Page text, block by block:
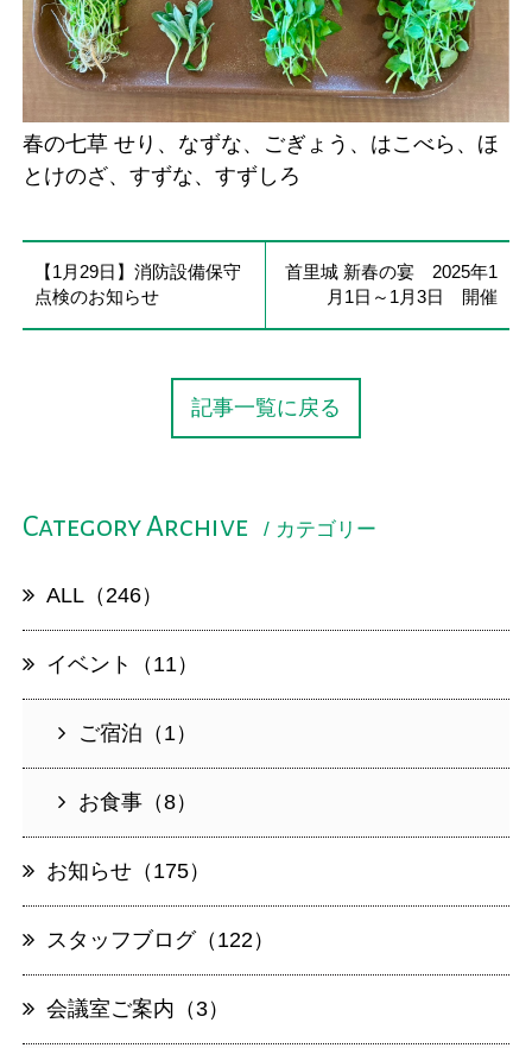
春の七草 せり、なずな、ごぎょう、はこべら、ほ
とけのざ、すずな、すずしろ
【1月29日】消防設備保守
点検のお知らせ
首里城 新春の宴 2025年1
月1日～1月3日 開催
記事一覧に戻る
Category Archive / カテゴリー
ALL（246）
イベント（11）
ご宿泊（1）
お食事（8）
お知らせ（175）
スタッフブログ（122）
会議室ご案内（3）